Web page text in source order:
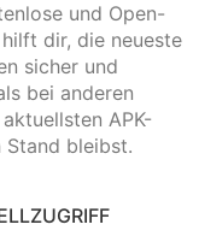
und Open-
dir, die neueste
sicher und
bei anderen
APK-
Stand bleibst.